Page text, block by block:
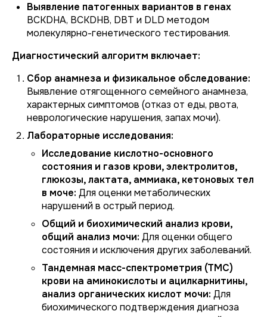
Выявление патогенных вариантов в генах
BCKDHA, BCKDHB, DBT и DLD методом
молекулярно-генетического тестирования.
Диагностический алгоритм включает:
Сбор анамнеза и физикальное обследование:
Выявление отягощенного семейного анамнеза,
характерных симптомов (отказ от еды, рвота,
неврологические нарушения, запах мочи).
Лабораторные исследования:
Исследование кислотно-основного
состояния и газов крови, электролитов,
глюкозы, лактата, аммиака, кетоновых тел
в моче: Для оценки метаболических
нарушений в острый период.
Общий и биохимический анализ крови,
общий анализ мочи: Для оценки общего
состояния и исключения других заболеваний.
Тандемная масс-спектрометрия (ТМС)
крови на аминокислоты и ацилкарнитины,
анализ органических кислот мочи: Для
биохимического подтверждения диагноза